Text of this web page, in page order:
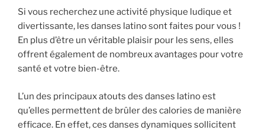
Si vous recherchez une activité physique ludique et
divertissante, les danses latino sont faites pour vous !
En plus d’être un véritable plaisir pour les sens, elles
offrent également de nombreux avantages pour votre
santé et votre bien-être.
L’un des principaux atouts des danses latino est
qu’elles permettent de brûler des calories de manière
efficace. En effet, ces danses dynamiques sollicitent